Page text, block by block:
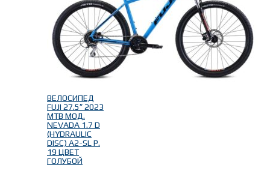
ВЕЛОСИПЕД
FUJI 27.5″ 2023
MTB МОД.
NEVADA 1.7 D
(HYDRAULIC
DISC) A2-SL Р.
19 ЦВЕТ
ГОЛУБОЙ